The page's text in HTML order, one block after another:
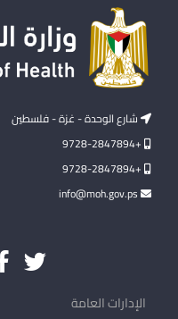
شارع الوحدة - غزة - فلسطين
+9728-2847894
+9728-2847894
الإدارات العامة